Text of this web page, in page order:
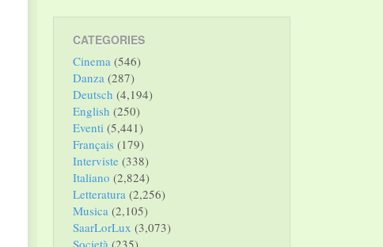
CATEGORIES
Cinema (546)
Danza (287)
Deutsch (4,194)
English (250)
Eventi (5,441)
Français (179)
Interviste (338)
Italiano (2,824)
Letteratura (2,256)
Musica (2,105)
SaarLorLux (3,073)
Società (235)